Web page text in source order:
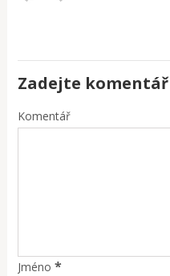
Zadejte komentář
Komentář
Jméno *